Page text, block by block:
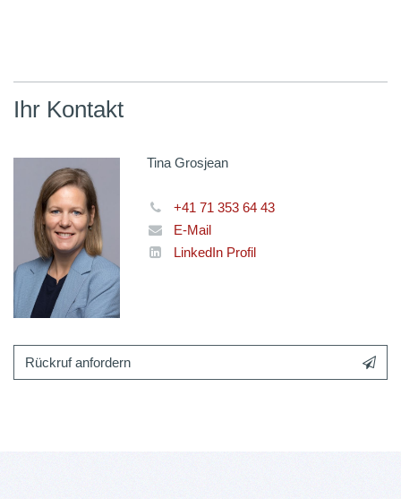
Ihr Kontakt
Tina Grosjean
+41 71 353 64 43
E-Mail
LinkedIn Profil
Rückruf anfordern